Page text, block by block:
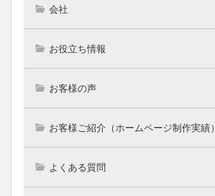
会社
お役立ち情報
お客様の声
お客様ご紹介（ホームページ制作実績）
よくある質問